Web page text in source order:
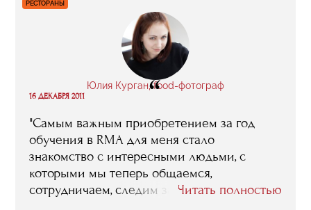
РЕСТОРАНЫ
Юлия Курган, food-фотограф
“
16 ДЕКАБРЯ 2011
"Самым важным приобретением за год
обучения в RMA для меня стало
знакомство с интересными людьми, с
которыми мы теперь общаемся,
сотрудничаем, следим за
Читать полностью